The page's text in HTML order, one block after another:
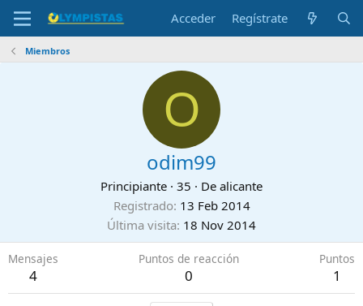
Acceder Regístrate
Miembros
O
odim99
Principiante · 35 · De alicante
Registrado 13 Feb 2014
Última visita 18 Nov 2014
Mensajes
4
Puntos de reacción
0
Puntos
1